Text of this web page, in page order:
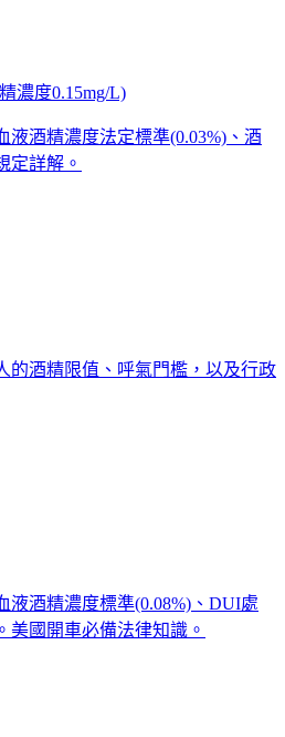
濃度0.15mg/L)
液酒精濃度法定標準(0.03%)、酒
定詳解。
的酒精限值、呼氣門檻，以及行政
液酒精濃度標準(0.08%)、DUI處
美國開車必備法律知識。